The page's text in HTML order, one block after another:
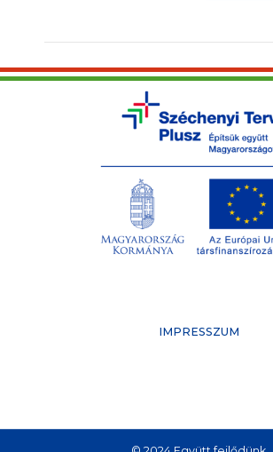
IMPRESSZUM